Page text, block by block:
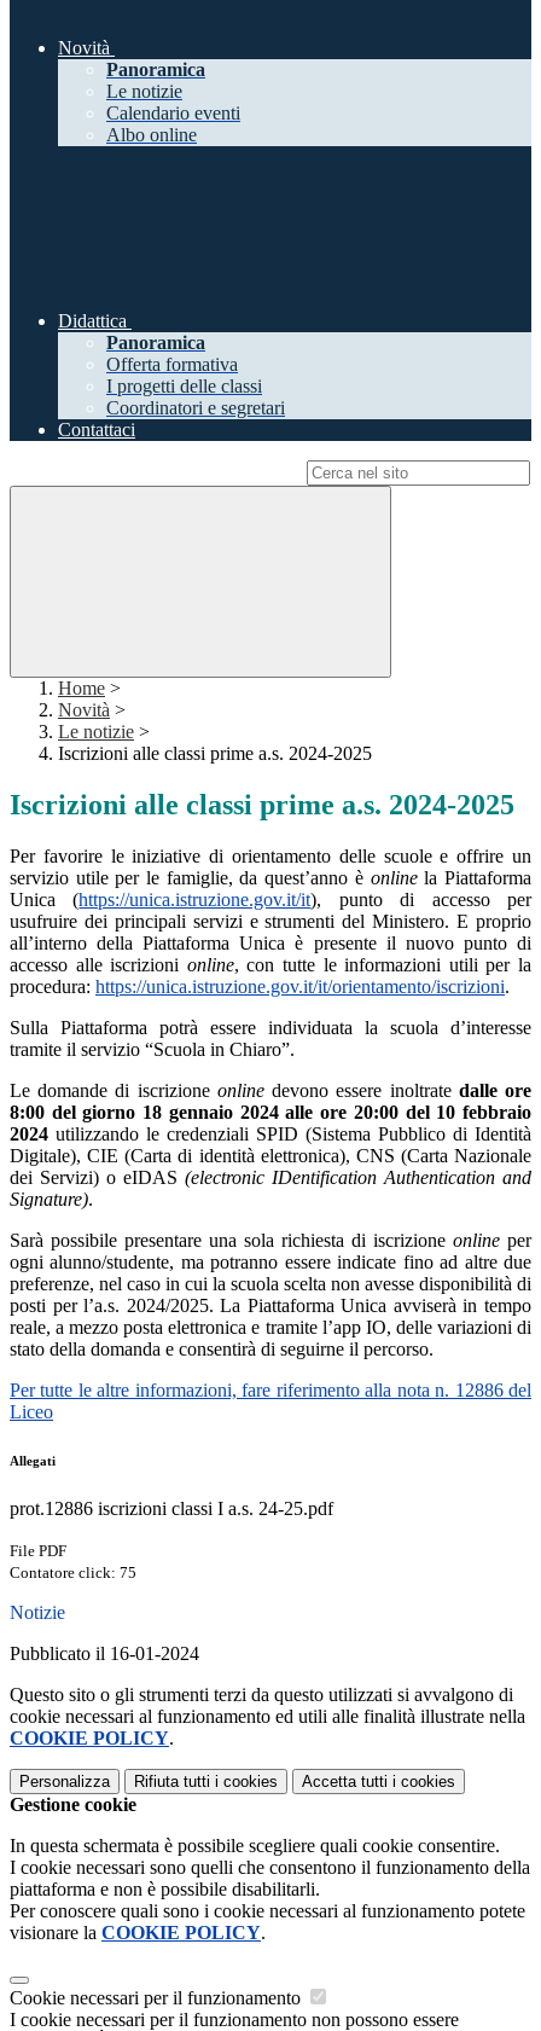
Novità
Panoramica
Le notizie
Calendario eventi
Albo online
Didattica
Panoramica
Offerta formativa
I progetti delle classi
Coordinatori e segretari
Contattaci
Home >
Novità >
Le notizie >
Iscrizioni alle classi prime a.s. 2024-2025
Iscrizioni alle classi prime a.s. 2024-2025
Per favorire le iniziative di orientamento delle scuole e offrire un
servizio utile per le famiglie, da quest’anno è onlinela Piattaforma
Unica (https://unica.istruzione.gov.it/it), punto di accesso per
usufruire dei principali servizi e strumenti del Ministero. E proprio
all’interno della Piattaforma Unica è presente il nuovo punto di
accesso alle iscrizioni online, con tutte le informazioni utili per la
procedura: https://unica.istruzione.gov.it/it/orientamento/iscrizioni.
Sulla Piattaforma potrà essere individuata la scuola d’interesse
tramite il servizio “Scuola in Chiaro”.
Le domande di iscrizione onlinedevono essere inoltrate dalle ore
8:00 del giorno 18 gennaio 2024 alle ore 20:00 del 10 febbraio
2024 utilizzando le credenziali SPID (Sistema Pubblico di Identità
Digitale), CIE (Carta di identità elettronica), CNS (Carta Nazionale
dei Servizi) o eIDAS (electronic IDentification Authentication and
Signature).
Sarà possibile presentare una sola richiesta di iscrizione online per
ogni alunno/studente, ma potranno essere indicate fino ad altre due
preferenze, nel caso in cui la scuola scelta non avesse disponibilità di
posti per l’a.s. 2024/2025. La Piattaforma Unica avviserà in tempo
reale, a mezzo posta elettronica e tramite l’app IO, delle variazioni di
stato della domanda e consentirà di seguirne il percorso.
Per tutte le altre informazioni, fare riferimento alla nota n. 12886 del
Liceo
Allegati
prot.12886 iscrizioni classi I a.s. 24-25.pdf
File PDF
Contatore click: 75
Notizie
Pubblicato il 16-01-2024
Questo sito o gli strumenti terzi da questo utilizzati si avvalgono di
cookie necessari al funzionamento ed utili alle finalità illustrate nella
COOKIE POLICY.
Personalizza Rifiuta tutti i cookies Accetta tutti i cookies
Gestione cookie
In questa schermata è possibile scegliere quali cookie consentire.
I cookie necessari sono quelli che consentono il funzionamento della
piattaforma e non è possibile disabilitarli.
Per conoscere quali sono i cookie necessari al funzionamento potete
visionare la COOKIE POLICY.
Cookie necessari per il funzionamento
I cookie necessari per il funzionamento non possono essere